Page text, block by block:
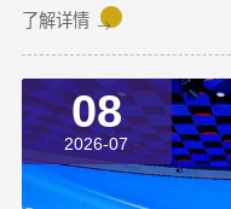
年。湘江集团党委副书记
了上半年业务拓展、指标
结合分管领域，交流工作
共识，为下半年协同作战
半年公司经营效益稳中有
27.6%；利润总额达1.26亿
了解详情
08
2026-07